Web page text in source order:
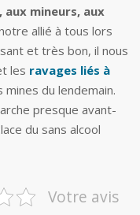
mineurs, aux
allié à tous lors
et très bon, il nous
les ravages liés à
du lendemain.
presque avant-
du sans alcool
Votre avis